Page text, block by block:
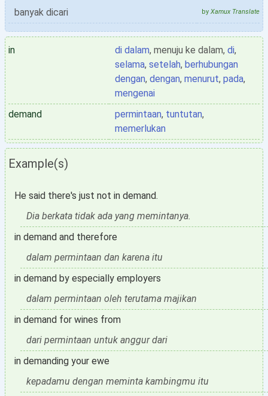
banyak dicari by Xamux Translate
in di dalam, menuju ke dalam, di,
selama, setelah, berhubungan
dengan, dengan, menurut, pada,
mengenai
demand
permintaan, tuntutan,
memerlukan
Example(s)
He said there's just not in demand.
Dia berkata tidak ada yang memintanya.
in demand and therefore
dalam permintaan dan karena itu
in demand by especially employers
dalam permintaan oleh terutama majikan
in demand for wines from
dari permintaan untuk anggur dari
in demanding your ewe
kepadamu dengan meminta kambingmu itu